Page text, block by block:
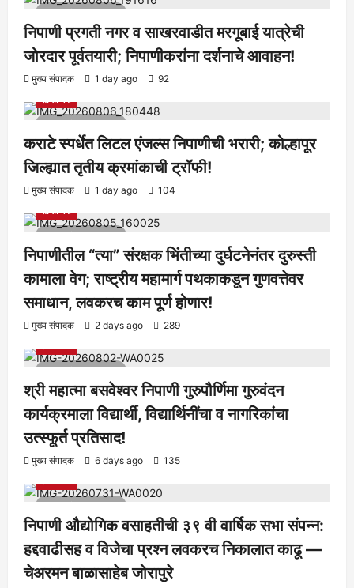
1 minute read
निपाणी प्रगती नगर व साखरवाडीत मरगूबाई यात्रेची
जोरदार पूर्वतयारी; निपाणीकरांना दर्शनाचे आवाहन!
मुख्य संपादक 1 day ago 92
1 minute read
आरोग्य क्रीडा ताज्या बातम्या
कराटे स्पर्धेत लिटल एंजल्स निपाणीची भरारी; कोल्हापूर
जिल्ह्यात तृतीय क्रमांकाची ट्रॉफी!
मुख्य संपादक 1 day ago 104
1 minute read
आरोग्य क्रीडा ताज्या बातम्या निपाणी परिसर
निपाणीतील “त्या” संरक्षक भिंतीच्या दुर्घटनेनंतर दुरुस्ती
कामाला वेग; राष्ट्रीय महामार्ग पथकाकडून गुणवत्तेवर
समाधान, लवकरच काम पूर्ण होणार!
मुख्य संपादक 2 days ago 289
1 minute read
आरोग्य क्रीडा ताज्या बातम्या निपाणी परिसर
श्री महात्मा बसवेश्वर निपाणी गुरुपौर्णिमा गुरुवंदन
कार्यक्रमाला विद्यार्थी, विद्यार्थिनींचा व नागरिकांचा
उत्स्फूर्त प्रतिसाद!
मुख्य संपादक 6 days ago 135
1 minute read
आरोग्य क्रीडा ताज्या बातम्या निपाणी परिसर
निपाणी औद्योगिक वसाहतीची ३९ वी वार्षिक सभा संपन्न:
हद्दवाढीसह व विजेचा प्रश्न लवकरच निकालात काढू —
चेअरमन बाळासाहेब जोरापुरे